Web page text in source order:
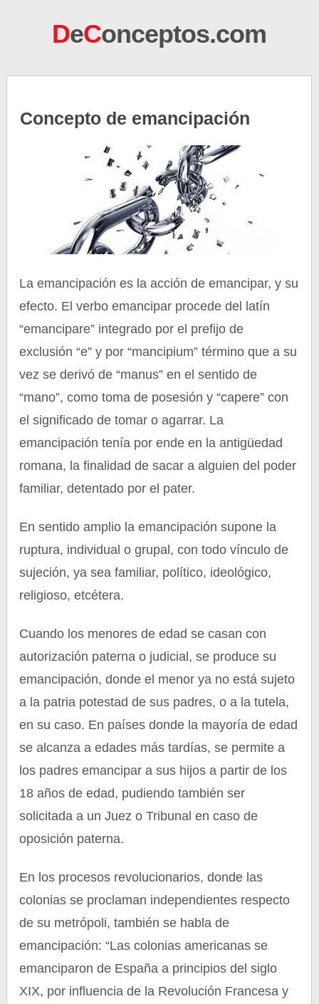
DeConceptos.com
Concepto de emancipación
La emancipación es la acción de emancipar, y su
efecto. El verbo emancipar procede del latín
“emancipare” integrado por el prefijo de
exclusión “e” y por “mancipium” término que a su
vez se derivó de “manus” en el sentido de
“mano”, como toma de posesión y “capere” con
el significado de tomar o agarrar. La
emancipación tenía por ende en la antigüedad
romana, la finalidad de sacar a alguien del poder
familiar, detentado por el pater.
En sentido amplio la emancipación supone la
ruptura, individual o grupal, con todo vínculo de
sujeción, ya sea familiar, político, ideológico,
religioso, etcétera.
Cuando los menores de edad se casan con
autorización paterna o judicial, se produce su
emancipación, donde el menor ya no está sujeto
a la patria potestad de sus padres, o a la tutela,
en su caso. En países donde la mayoría de edad
se alcanza a edades más tardías, se permite a
los padres emancipar a sus hijos a partir de los
18 años de edad, pudiendo también ser
solicitada a un Juez o Tribunal en caso de
oposición paterna.
En los procesos revolucionarios, donde las
colonias se proclaman independientes respecto
de su metrópoli, también se habla de
emancipación: “Las colonias americanas se
emanciparon de España a principios del siglo
XIX, por influencia de la Revolución Francesa y